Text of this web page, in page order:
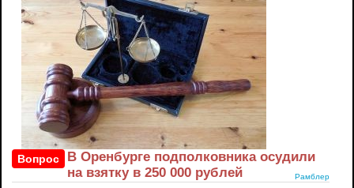
Вопрос
В Оренбурге подполковника осудили
на взятку в 250 000 рублей
Рамблер